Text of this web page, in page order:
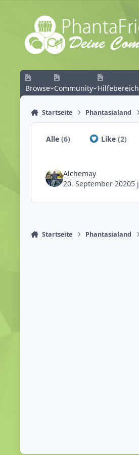
Zum Inhalt springen
Browse Community Hilfebereich
Startseite Phantasialand
Alle(6) Like (2)
Alchemay
20. September 20205 j
Startseite Phantasialand